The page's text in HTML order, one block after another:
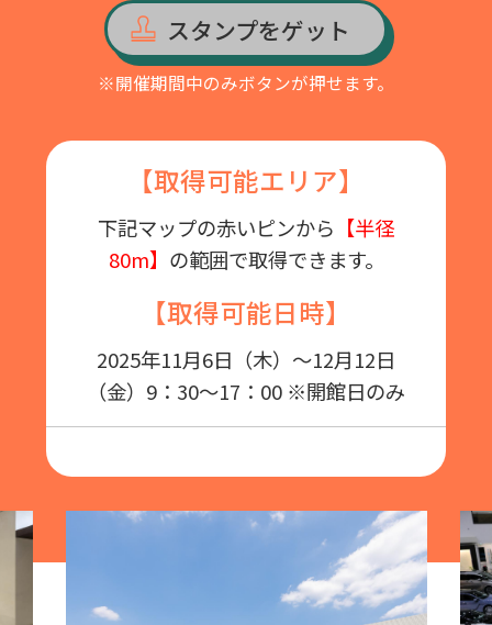
スタンプをゲット
※開催期間中のみボタンが押せます。
【取得可能エリア】
下記マップの赤いピンから 【半径
80m】 の範囲で取得できます。
【取得可能日時】
2025年11月6日（木）～12月12日
（金）9：30～17：00 ※開館日のみ